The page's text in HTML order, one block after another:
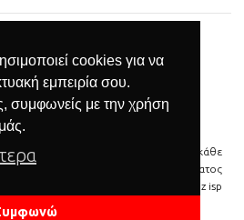
cookies για να
εμπειρία σου.
συμφωνείς με την χρήση
Μπαξεβανίδης | Με την επιφύλαξη κάθε
νόμιμου δικαιώματος
manbiz isp